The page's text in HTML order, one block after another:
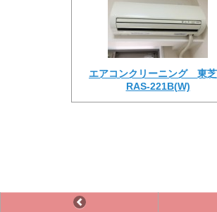
エアコンクリーニング 東
RAS-221B(W)